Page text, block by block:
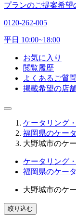
プランのご提案希望
0120-262-005
平日 10:00~18:00
お気に入り
閲覧履歴
よくあるご質問
掲載希望の店
ケータリング
福岡県のケー
大野城市のケ
ケータリング
福岡県のケー
大野城市のケ
絞り込む